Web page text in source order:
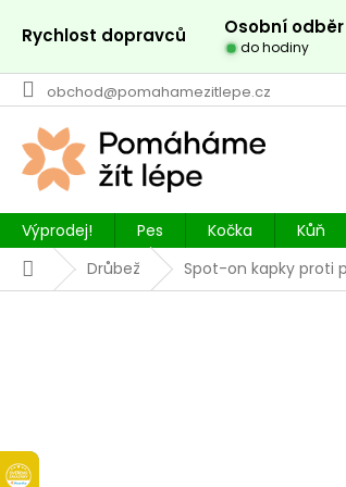
obsah
Rychlost dopravců Osobní odběr
do hodiny
obchod@pomahamezitlepe.cz
Výprodej! Pes Kočka Kůň
DomůDrůbež Spot-on kapky proti